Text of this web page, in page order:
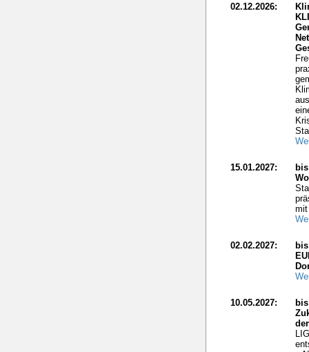
02.12.2026:
15.01.2027:
mit
02.02.2027:
bis
10.05.2027:
bis